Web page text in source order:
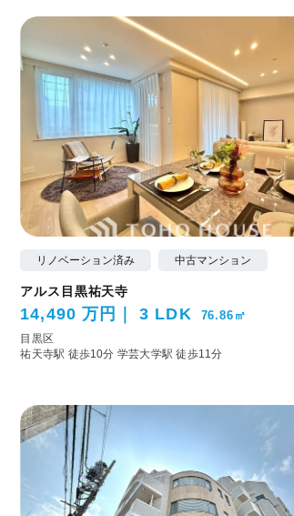
リノベーション済み 中古マンション
アルス目黒祐天寺
14,490 万円 3 LDK 76.86㎡
目黒区
祐天寺駅 徒歩10分 学芸大学駅 徒歩11分